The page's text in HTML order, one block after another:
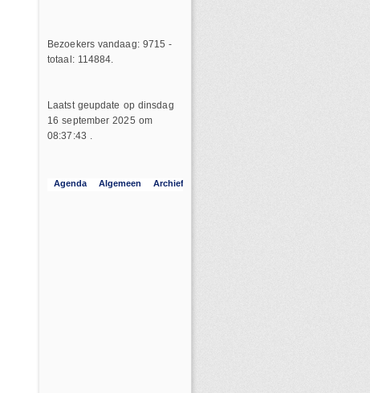
Bezoekers vandaag: 9715 -
totaal: 114884.
Laatst geupdate op dinsdag
16 september 2025 om
08:37:43 .